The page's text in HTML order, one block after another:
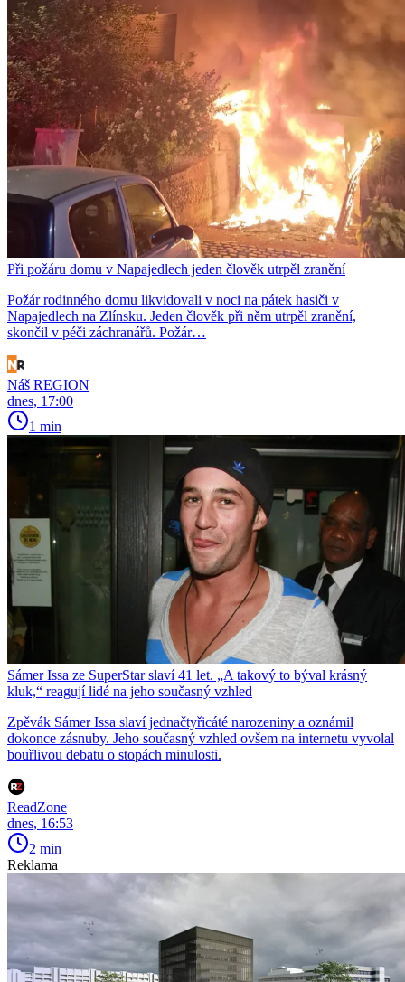
Při požáru domu v Napajedlech jeden člověk utrpěl zranění
Požár rodinného domu likvidovali v noci na pátek hasiči v
Napajedlech na Zlínsku. Jeden člověk při něm utrpěl zranění,
skončil v péči záchranářů. Požár…
Náš REGION
dnes, 17:00
1 min
Sámer Issa ze SuperStar slaví 41 let. „A takový to býval krásný
kluk,“ reagují lidé na jeho současný vzhled
Zpěvák Sámer Issa slaví jednačtyřicáté narozeniny a oznámil
dokonce zásnuby. Jeho současný vzhled ovšem na internetu vyvolal
bouřlivou debatu o stopách minulosti.
ReadZone
dnes, 16:53
2 min
Reklama